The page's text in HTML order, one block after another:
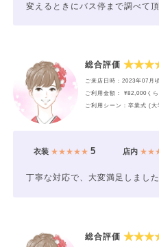
変えるときにバス停まで調べて
総合評価
ご来店日時：2023年07月
ご利用金額： ¥82,000く
ご利用シーン：卒業式 (
衣装★★★★★ 5 店内
丁寧な対応で、大変満足しました
総合評価